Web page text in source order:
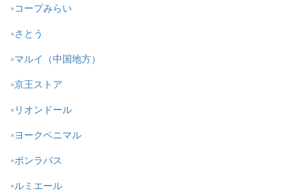
コープみらい
さとう
マルイ（中国地方）
京王ストア
リオンドール
ヨークベニマル
ボンラパス
ルミエール